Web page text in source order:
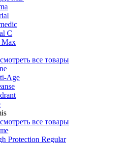
C
Max
все товары
все товары
Protection Regular